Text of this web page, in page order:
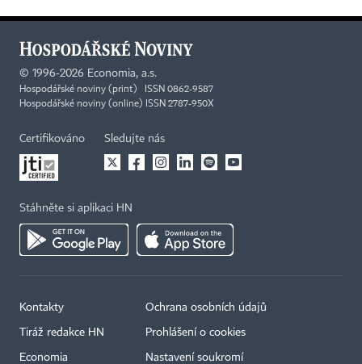
© 1996-2026 Economia, a.s.
Hospodářské noviny (print) ISSN 0862-9587
Hospodářské noviny (online) ISSN 2787-950X
Certifikováno Sledujte nás
Stáhněte si aplikaci HN
Kontakty
Tiráž redakce HN
Economia
Ochrana osobních údajů
Prohlášení o cookies
Nastavení soukromí